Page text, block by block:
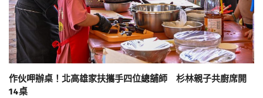
作伙呷辦桌！北高雄家扶攜手四位總舖師 杉林親子共廚席開
14桌